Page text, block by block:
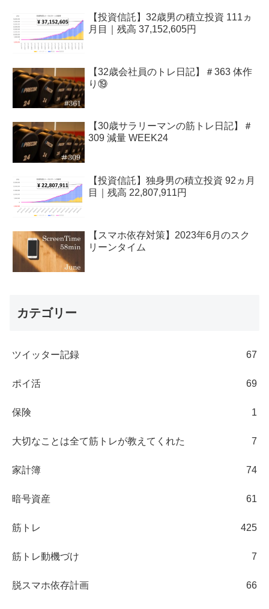
【投資信託】32歳男の積立投資 111ヵ
月目｜残高 37,152,605円
【32歳会社員のトレ日記】＃363 体作
り⑲
【30歳サラリーマンの筋トレ日記】＃
309 減量 WEEK24
【投資信託】独身男の積立投資 92ヵ月
目｜残高 22,807,911円
【スマホ依存対策】2023年6月のスク
リーンタイム
カテゴリー
ツイッター記録 67
ポイ活 69
保険 1
大切なことは全て筋トレが教えてくれた 7
家計簿 74
暗号資産 61
筋トレ 425
筋トレ動機づけ 7
脱スマホ依存計画 66